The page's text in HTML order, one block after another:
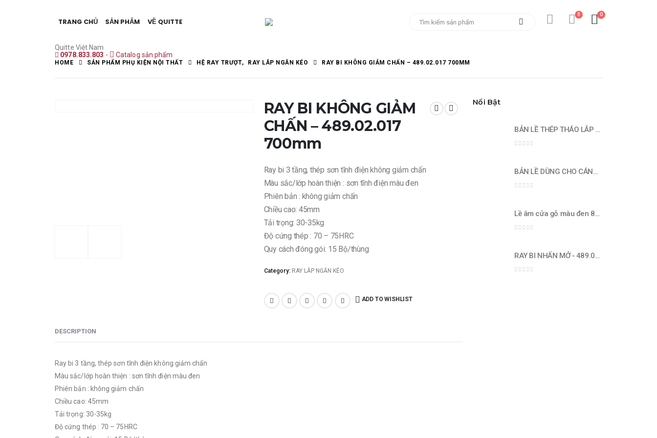
TRANG CHỦ SẢN PHẨM VỀ QUITTE
0 0
Quitte Việt Nam
0978.833.803 - Catalog sản phẩm
HOME SẢN PHẨM PHỤ KIỆN NỘI THẤT HỆ RAY TRƯỢT, RAY LẮP NGĂN KÉO RAY BI KHÔNG GIẢM CHẤN – 489.02.017 700MM
RAY BI KHÔNG GIẢM
CHẤN – 489.02.017
700mm
Ray bi 3 tầng, thép sơn tĩnh điện không giảm chấn
Màu sắc/lớp hoàn thiện : sơn tĩnh điện màu đen
Phiên bản : không giảm chấn
Chiều cao: 45mm
Tải trọng: 30-35kg
Độ cứng thép : 70 – 75HRC
Quy cách đóng gói: 15 Bộ/thùng
Category: RAY LẮP NGĂN KÉO
ADD TO WISHLIST
DESCRIPTION
Ray bi 3 tầng, thép sơn tĩnh điện không giảm chấn
Màu sắc/lớp hoàn thiện : sơn tĩnh điện màu đen
Phiên bản : không giảm chấn
Chiều cao: 45mm
Tải trọng: 30-35kg
Độ cứng thép : 70 – 75HRC
Nổi Bật
BẢN LỀ THÉP THÁO LẮP NHANH - lắp lọt lòng 672.02.202
BẢN LỀ DÙNG CHO CÁNH DÀY - Lắp trùm ngoài 689.02.420
Lề âm cửa gỗ màu đen 80kg - 491.03.081
RAY BI NHẤN MỞ - 489.02.031 300mm